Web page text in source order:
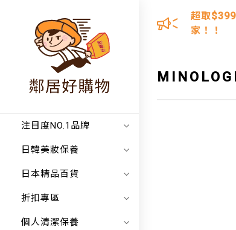
超取
家！！
注目度NO.1品牌
日韓美妝保養
日本精品百貨
折扣專區
個人清潔保養
MINOLOGI